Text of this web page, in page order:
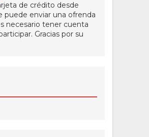
de crédito desde
puede enviar una ofrenda
necesario tener cuenta
Gracias por su